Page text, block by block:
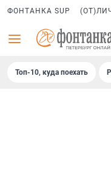
ФОНТАНКА SUP
Топ-10, куда поехать